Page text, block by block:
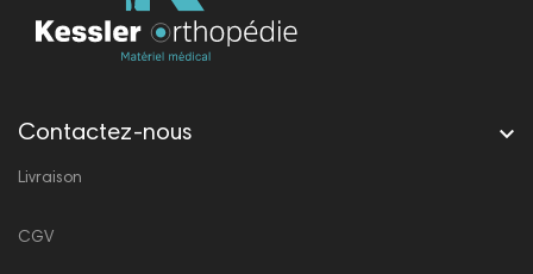
Contactez-nous 
Livraison
CGV